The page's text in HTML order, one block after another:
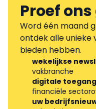
Proef ons
Word één maand
ontdek alle unieke
bieden hebben.
wekelijkse
vakbranche
digitale toegang
financiële
uw